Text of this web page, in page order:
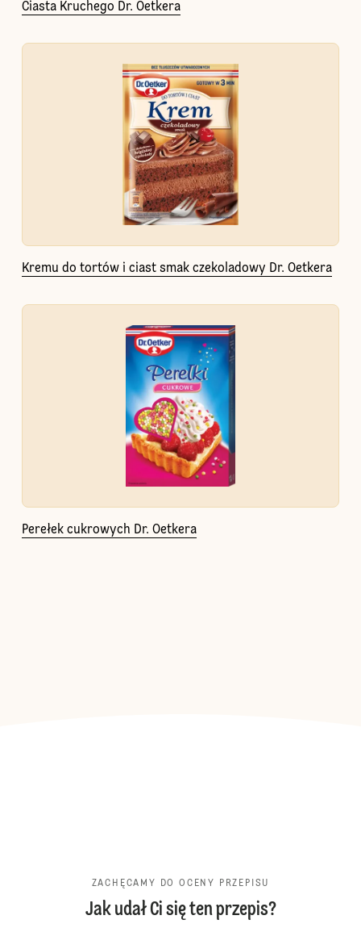
Ciasta Kruchego Dr. Oetkera
Kremu do tortów i ciast smak czekoladowy Dr. Oetkera
Perełek cukrowych Dr. Oetkera
ZACHĘCAMY DO OCENY PRZEPISU
Jak udał Ci się ten przepis?